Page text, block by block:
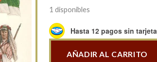
1 disponibles
Hasta 12 pagos sin tarjeta
AÑADIR AL CARRITO